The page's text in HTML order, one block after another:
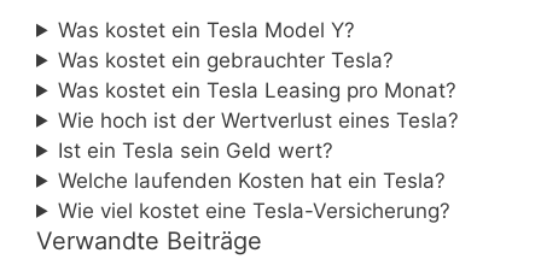
Was kostet ein Tesla Model Y?
Was kostet ein gebrauchter Tesla?
Was kostet ein Tesla Leasing pro Monat?
Wie hoch ist der Wertverlust eines Tesla?
Ist ein Tesla sein Geld wert?
Welche laufenden Kosten hat ein Tesla?
Wie viel kostet eine Tesla-Versicherung?
Verwandte Beiträge